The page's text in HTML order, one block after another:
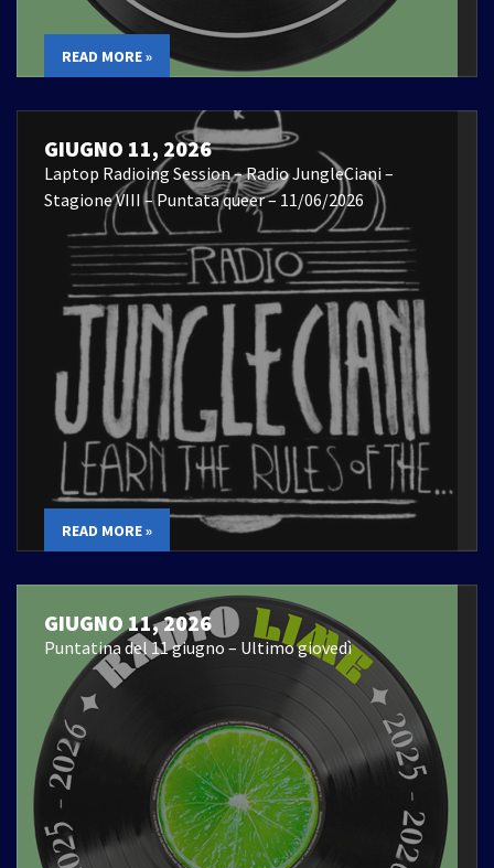
READ MORE »
GIUGNO 11, 2026
Laptop Radioing Session – Radio JungleCiani –
Stagione VIII – Puntata queer – 11/06/2026
READ MORE »
GIUGNO 11, 2026
Puntatina del 11 giugno – Ultimo giovedì